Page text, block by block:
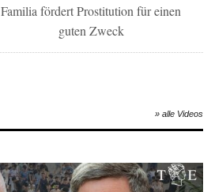
Familia fördert Prostitution für einen
guten Zweck
» alle Videos